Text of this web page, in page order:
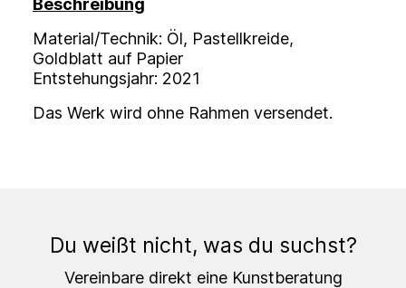
Beschreibung
Material/Technik: Öl, Pastellkreide,
Goldblatt auf Papier
Entstehungsjahr: 2021
Das Werk wird ohne Rahmen versendet.
Du weißt nicht, was du suchst?
Vereinbare direkt eine Kunstberatung